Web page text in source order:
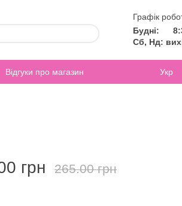
Графік
Будні:
Сб, Нд:
Відгуки про магазин Укр
грн 265.00 грн